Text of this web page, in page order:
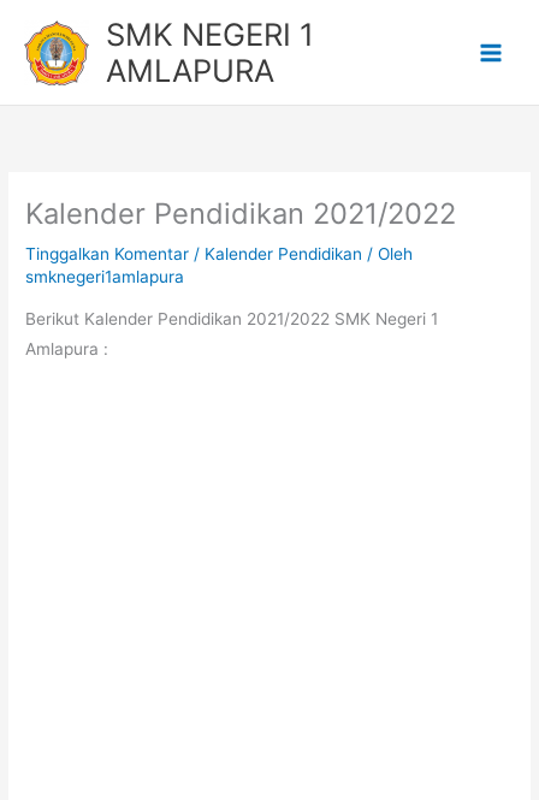
konten
SMK NEGERI 1
AMLAPURA
Kalender Pendidikan 2021/2022
Tinggalkan Komentar / Kalender Pendidikan / Oleh
smknegeri1amlapura
Berikut Kalender Pendidikan 2021/2022 SMK Negeri 1
Amlapura :